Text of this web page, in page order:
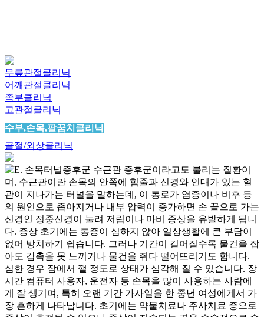
무릎관절클리닉
어깨관절클리닉
족부클리닉
고관절클리닉
수부,손목,팔꿈치클리닉
골절/외상클리닉